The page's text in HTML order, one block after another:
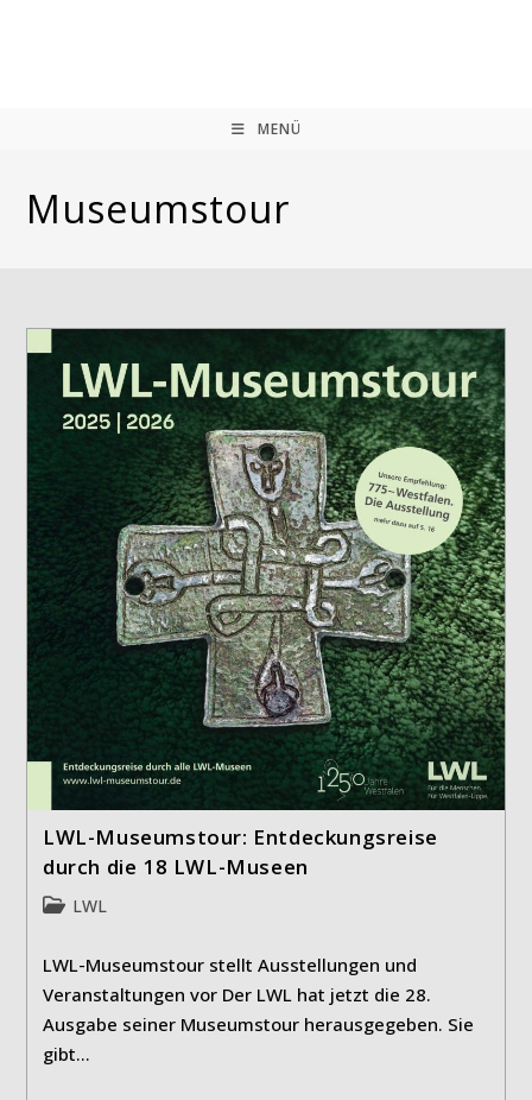
MENÜ
Museumstour
LWL-Museumstour: Entdeckungsreise
durch die 18 LWL-Museen
Beitrags-
LWL
LWL-Museumstour stellt Ausstellungen und
Veranstaltungen vor Der LWL hat jetzt die 28.
Ausgabe seiner Museumstour herausgegeben. Sie
gibt…